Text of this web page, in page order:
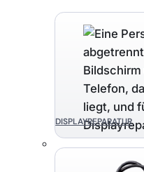
DISPLAYREPARATUR